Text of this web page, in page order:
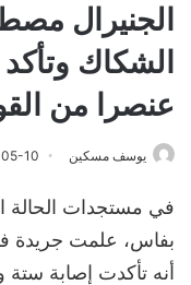
الجنيرال
عنصرا من
يوسف مسكين 10
في مستجدات الحالة
بفاس، علمت جريدة
أنه تأكدت إصابة